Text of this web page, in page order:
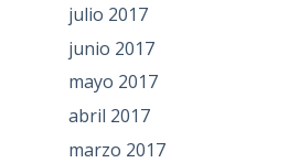
julio 2017
junio 2017
mayo 2017
abril 2017
marzo 2017